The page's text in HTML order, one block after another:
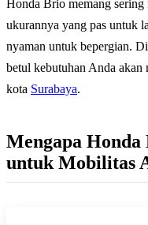
Honda Brio memang
ukurannya yang pas untuk
nyaman untuk bepergian. Di
betul kebutuhan Anda akan
kota Surabaya.
Mengapa
untuk Mobilitas